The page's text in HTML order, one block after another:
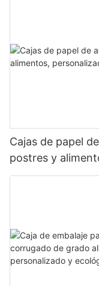
Cajas de papel
postres y